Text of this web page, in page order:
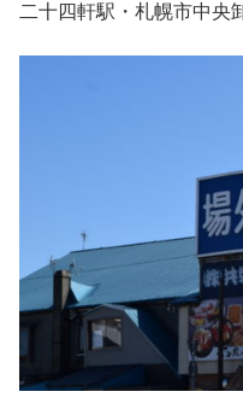
二十四軒駅・札幌市中央